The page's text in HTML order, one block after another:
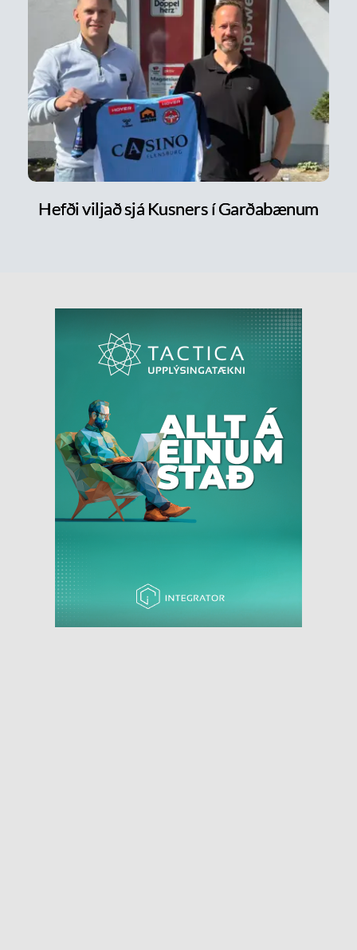
Hefði viljað sjá Kusners í Garðabænum